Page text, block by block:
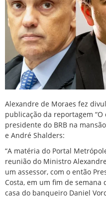
Alexandre de Moraes fez
publicação da reportagem
presidente do BRB na
e André Shalders:
“A matéria do Portal
reunião do Ministro
um assessor, com o então
Costa, em um fim de
casa do banqueiro Daniel